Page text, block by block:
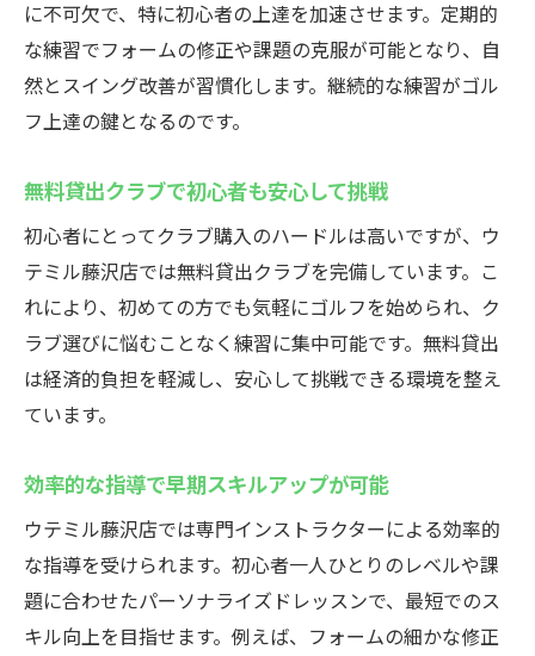
に不可欠で、特に初心者の上達を加速させます。定期的
な練習でフォームの修正や課題の克服が可能となり、自
然とスイング改善が習慣化します。継続的な練習がゴル
フ上達の鍵となるのです。
無料貸出クラブで初心者も安心して挑戦
初心者にとってクラブ購入のハードルは高いですが、ウ
テミル藤沢店では無料貸出クラブを完備しています。こ
れにより、初めての方でも気軽にゴルフを始められ、ク
ラブ選びに悩むことなく練習に集中可能です。無料貸出
は経済的負担を軽減し、安心して挑戦できる環境を整え
ています。
効率的な指導で早期スキルアップが可能
ウテミル藤沢店では専門インストラクターによる効率的
な指導を受けられます。初心者一人ひとりのレベルや課
題に合わせたパーソナライズドレッスンで、最短でのス
キル向上を目指せます。例えば、フォームの細かな修正